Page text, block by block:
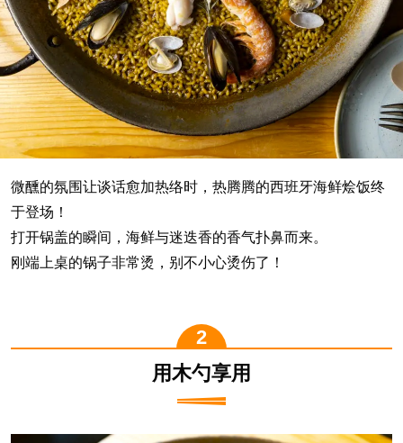
微醺的氛围让谈话愈加热络时，热腾腾的西班牙海鲜烩饭终
于登场！
打开锅盖的瞬间，海鲜与迷迭香的香气扑鼻而来。
刚端上桌的锅子非常烫，别不小心烫伤了！
用木勺享用